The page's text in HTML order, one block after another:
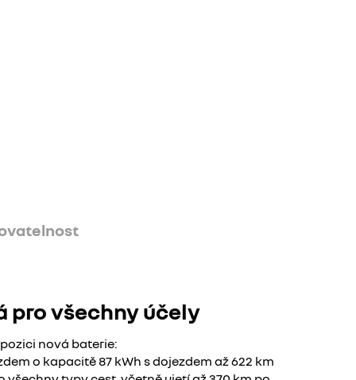
pro všechny účely
nová baterie:
o kapacitě 87 kWh s dojezdem až 622 km